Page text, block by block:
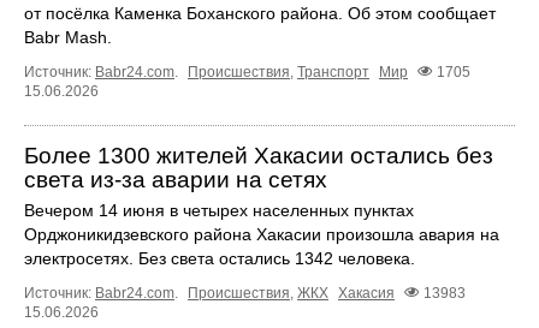
от посёлка Каменка Боханского района. Об этом сообщает
Babr Mash.
Источник: Babr24.com. Происшествия, Транспорт Мир
1705
15.06.2026
Более 1300 жителей Хакасии остались без
света из-за аварии на сетях
Вечером 14 июня в четырех населенных пунктах
Орджоникидзевского района Хакасии произошла авария на
электросетях. Без света остались 1342 человека.
Источник: Babr24.com. Происшествия, ЖКХ Хакасия
13983
15.06.2026